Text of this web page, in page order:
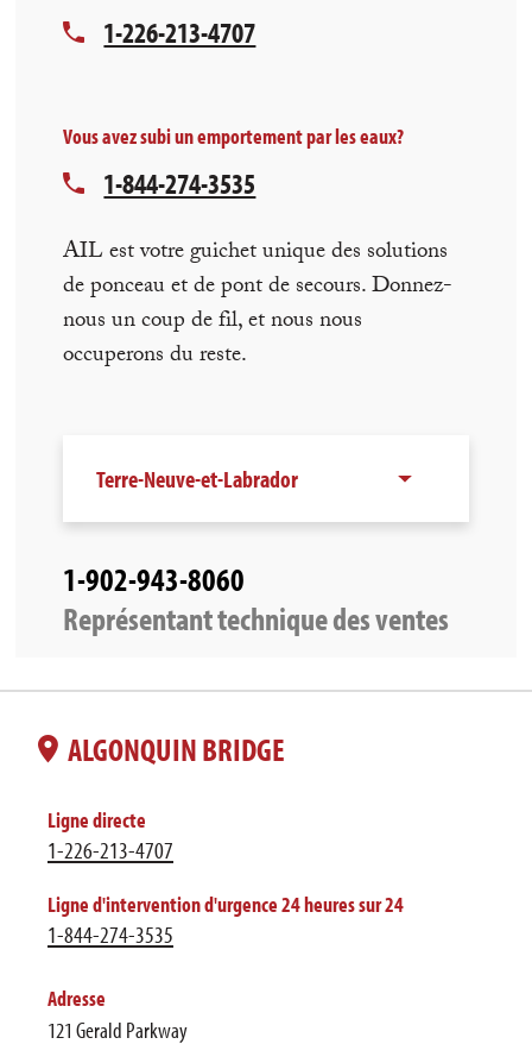
1-226-213-4707
Vous avez subi un emportement par les eaux?
1-844-274-3535
AIL est votre guichet unique des solutions
de ponceau et de pont de secours. Donnez-
nous un coup de fil, et nous nous
occuperons du reste.
1-902-943-8060
Représentant technique des ventes
ALGONQUIN BRIDGE
Ligne directe
1-226-213-4707
Ligne d'intervention d'urgence 24 heures sur 24
1-844-274-3535
Adresse
121 Gerald Parkway